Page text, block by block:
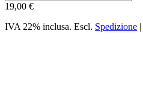
19,00 €
IVA 22% inclusa. Escl. Spedizione |